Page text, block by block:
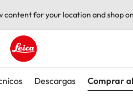
content for your location and shop
Leica logo - Home
Descargas Comprar